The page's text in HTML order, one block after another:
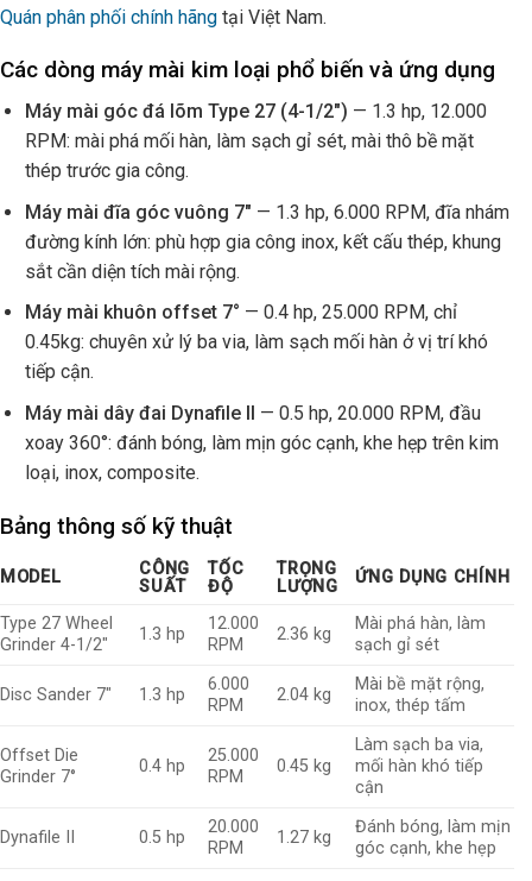
Quán phân phối chính hãng tại Việt Nam.
Các dòng máy mài kim loại phổ biến và ứng dụng
Máy mài góc đá lõm Type 27 (4-1/2″) — 1.3 hp, 12.000
RPM: mài phá mối hàn, làm sạch gỉ sét, mài thô bề mặt
thép trước gia công.
Máy mài đĩa góc vuông 7″ — 1.3 hp, 6.000 RPM, đĩa nhám
đường kính lớn: phù hợp gia công inox, kết cấu thép, khung
sắt cần diện tích mài rộng.
Máy mài khuôn offset 7° — 0.4 hp, 25.000 RPM, chỉ
0.45kg: chuyên xử lý ba via, làm sạch mối hàn ở vị trí khó
tiếp cận.
Máy mài dây đai Dynafile II — 0.5 hp, 20.000 RPM, đầu
xoay 360°: đánh bóng, làm mịn góc cạnh, khe hẹp trên kim
loại, inox, composite.
Bảng thông số kỹ thuật
MODEL
CÔNG
SUẤT
TỐC
ĐỘ
TRỌNG
LƯỢNG
ỨNG DỤNG CHÍNH
Type 27 Wheel
Grinder 4-1/2″
1.3 hp
12.000
RPM
2.36 kg
Mài phá hàn, làm
sạch gỉ sét
Disc Sander 7″ 1.3 hp
6.000
RPM
2.04 kg
Mài bề mặt rộng,
inox, thép tấm
Offset Die
Grinder 7°
0.4 hp
25.000
RPM
0.45 kg
Làm sạch ba via,
mối hàn khó tiếp
cận
Dynafile II 0.5 hp
20.000
RPM
1.27 kg
Đánh bóng, làm mịn
góc cạnh, khe hẹp